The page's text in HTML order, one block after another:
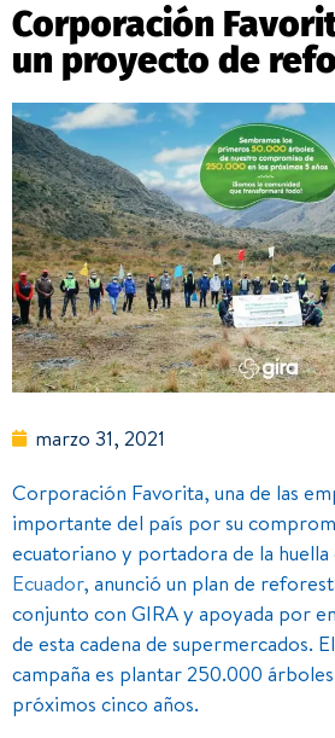
Corporación
un proyecto de
marzo 31, 2021
Corporación Favorita, una de las
importante del país por su
ecuatoriano y portadora de la huella
Ecuador, anunció un plan de
conjunto con GIRA y apoyada por
de esta cadena de supermercados.
campaña es plantar 250.000
próximos cinco años.